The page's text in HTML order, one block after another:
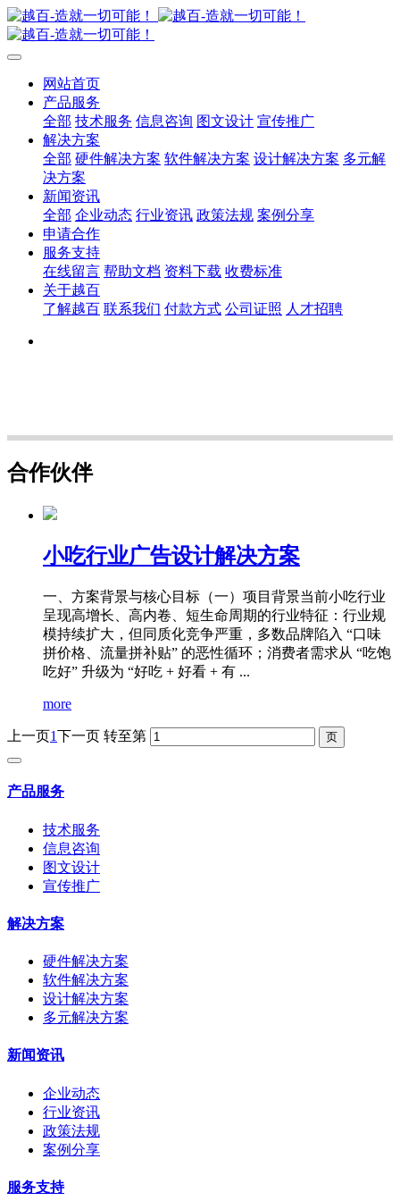
网站首页
产品服务
全部 技术服务 信息咨询 图文设计 宣传推广
解决方案
全部 硬件解决方案 软件解决方案 设计解决方案 多元解
决方案
新闻资讯
全部 企业动态 行业资讯 政策法规 案例分享
申请合作
服务支持
在线留言 帮助文档 资料下载 收费标准
关于越百
了解越百 联系我们 付款方式 公司证照 人才招聘
合作伙伴
小吃行业广告设计解决方案
一、方案背景与核心目标（一）项目背景当前小吃行业
呈现高增长、高内卷、短生命周期的行业特征：行业规
模持续扩大，但同质化竞争严重，多数品牌陷入 “口味
拼价格、流量拼补贴” 的恶性循环；消费者需求从 “吃饱
吃好” 升级为 “好吃 + 好看 + 有 ...
more
上一页1下一页 转至第
产品服务
技术服务
信息咨询
图文设计
宣传推广
解决方案
硬件解决方案
软件解决方案
设计解决方案
多元解决方案
新闻资讯
企业动态
行业资讯
政策法规
案例分享
服务支持